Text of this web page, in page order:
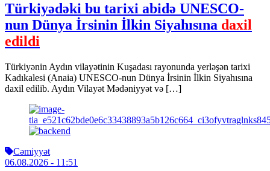
Türkiyədəki bu tarixi abidə UNESCO-
nun Dünya İrsinin İlkin Siyahısına daxil
edildi
Türkiyənin Aydın vilayətinin Kuşadası rayonunda yerləşən tarixi
Kadıkalesi (Anaia) UNESCO-nun Dünya İrsinin İlkin Siyahısına
daxil edilib. Aydın Vilayət Mədəniyyət və […]
Cəmiyyət
06.08.2026 - 11:51